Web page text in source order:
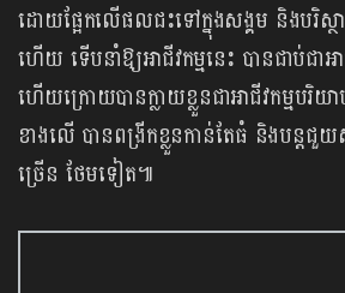
ដោយផ្អែកលើផលជះទៅក្នុងសង្គម និងបរិ
ហើយ ទើបនាំឱ្យអាជីវកម្មនេះ បានជាប់ជាអ
ហើយក្រោយបានក្លាយខ្លួនជាអាជីវកម្មបរិយ
ខាងលើ បានពង្រីកខ្លួនកាន់តែធំ និងបន្ត
ច្រើន ថែមទៀត៕